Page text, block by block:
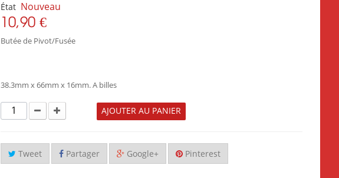
État Nouveau
10,90 €
Butée de Pivot/Fusée
38.3mm x 66mm x 16mm. A billes
AJOUTER AU PANIER
Tweet Partager Google+ Pinterest